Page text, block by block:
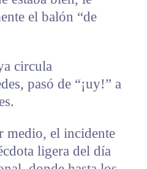
el balón “de
circula
pasó de “¡uy!” a
medio, el incidente
ligera del día